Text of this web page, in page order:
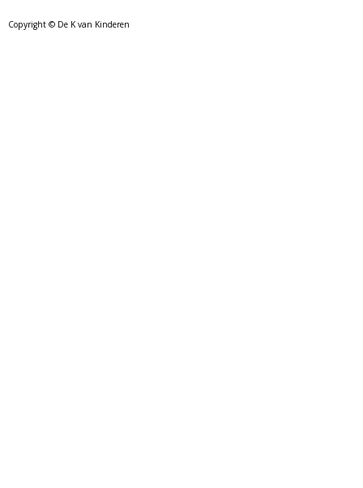
Copyright © De K van Kinderen